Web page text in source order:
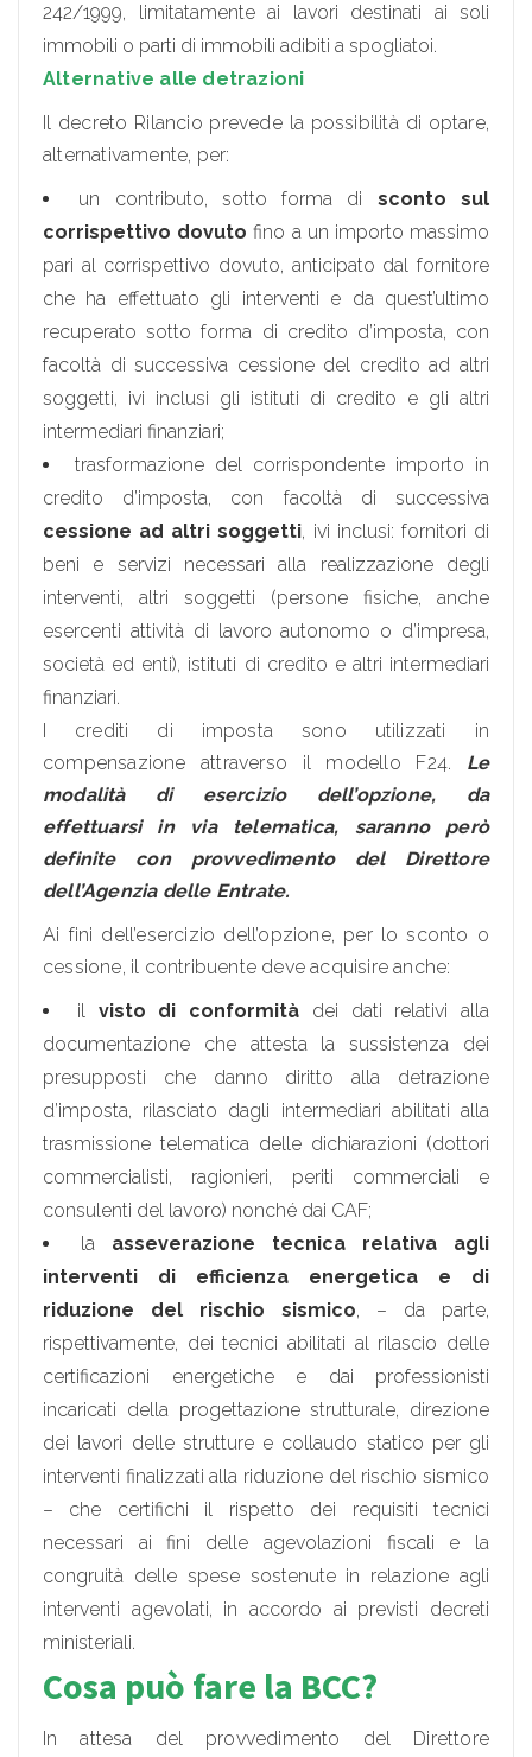
242/1999, limitatamente ai lavori destinati ai soli
immobili o parti di immobili adibiti a spogliatoi.
Alternative alle detrazioni
Il decreto Rilancio prevede la possibilità di optare,
alternativamente, per:
un contributo, sotto forma di sconto sul
corrispettivo dovutofino a un importo massimo
pari al corrispettivo dovuto, anticipato dal fornitore
che ha effettuato gli interventi e da quest’ultimo
recuperato sotto forma di credito d’imposta, con
facoltà di successiva cessione del credito ad altri
soggetti, ivi inclusi gli istituti di credito e gli altri
intermediari finanziari;
trasformazione del corrispondente importo in
credito d’imposta, con facoltà di successiva
cessione ad altri soggetti, ivi inclusi: fornitori di
beni e servizi necessari alla realizzazione degli
interventi, altri soggetti (persone fisiche, anche
esercenti attività di lavoro autonomo o d’impresa,
società ed enti), istituti di credito e altri intermediari
finanziari.
I crediti di imposta sono utilizzati in
compensazione attraverso il modello F24. Le
modalità di esercizio dell’opzione, da
effettuarsi in via telematica, saranno però
definite con provvedimento del Direttore
dell’Agenzia delle Entrate.
Ai fini dell’esercizio dell’opzione, per lo sconto o
cessione, il contribuente deve acquisire anche:
il visto di conformità dei dati relativi alla
documentazione che attesta la sussistenza dei
presupposti che danno diritto alla detrazione
d’imposta, rilasciato dagli intermediari abilitati alla
trasmissione telematica delle dichiarazioni (dottori
commercialisti, ragionieri, periti commerciali e
consulenti del lavoro) nonché dai CAF;
la asseverazione tecnica relativa agli
interventi di efficienza energetica e di
riduzione del rischio sismico, – da parte,
rispettivamente, dei tecnici abilitati al rilascio delle
certificazioni energetiche e dai professionisti
incaricati della progettazione strutturale, direzione
dei lavori delle strutture e collaudo statico per gli
interventi finalizzati alla riduzione del rischio sismico
– che certifichi il rispetto dei requisiti tecnici
necessari ai fini delle agevolazioni fiscali e la
congruità delle spese sostenute in relazione agli
interventi agevolati, in accordo ai previsti decreti
ministeriali.
Cosa può fare la BCC?
In attesa del provvedimento del Direttore